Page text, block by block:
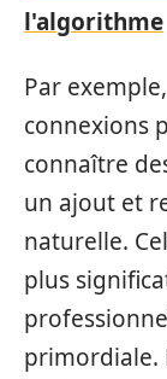
l'algorithme
Par
connexions
connaître
un ajout et
naturelle.
plus
primordiale.